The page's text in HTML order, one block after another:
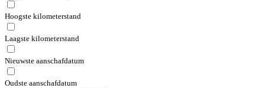
Hoogste kilometerstand
Laagste kilometerstand
Nieuwste aanschafdatum
Oudste aanschafdatum